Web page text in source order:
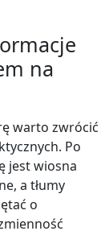
na
warto zwrócić
Po
jest wiosna
a tłumy
o